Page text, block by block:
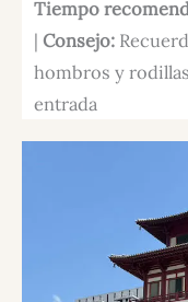
Tiempo
| Consejo:
hombros y
entrada